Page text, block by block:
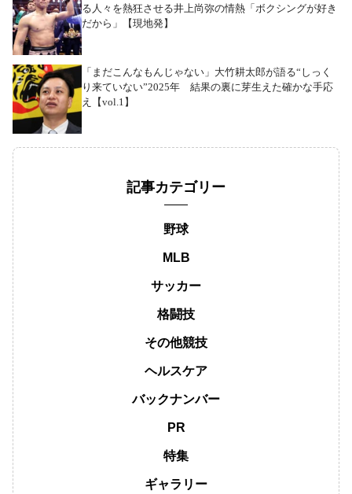
る人々を熱狂させる井上尚弥の情熱「ボクシングが好き
だから」【現地発】
「まだこんなもんじゃない」大竹耕太郎が語る“しっく
り来ていない”2025年 結果の裏に芽生えた確かな手応
え【vol.1】
記事カテゴリー
野球
MLB
サッカー
格闘技
その他競技
ヘルスケア
バックナンバー
PR
特集
ギャラリー